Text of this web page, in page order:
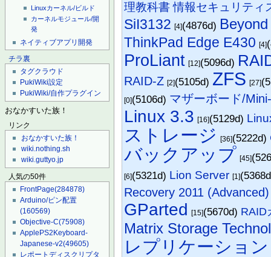
Linuxカーネル/ビルド
カーネルモジュール/開
発
ネイティブアプリ開発
チラ裏
タグクラウド
PukiWiki設定
PukiWiki/自作プラグイン
おなかすいた族！
リンク
おなかすいた族！
wiki.nothing.sh
wiki.guttyo.jp
人気の50件
FrontPage(284878)
Arduino/ピン配置
(160569)
Objective-C(75908)
ApplePS2Keyboard-
Japanese-v2(49605)
レポートディスクリプタ
理教科書 情報セキュリティ
SiI3132 [4](4876d)
ThinkPad Edge E430 [4]
ProLiant [12](5096d)
RAID-Z [2](5105d) ZFS [27]
[0](5106d) マザーボード/
Linux 3.3 [16](5129d)
ストレージ [36](5222d)
バックアップ [45]
[6](5321d) Lion Server [1]
Recovery 2011
GParted [15](5670d) RAID
Matrix Storage
レプリケーション